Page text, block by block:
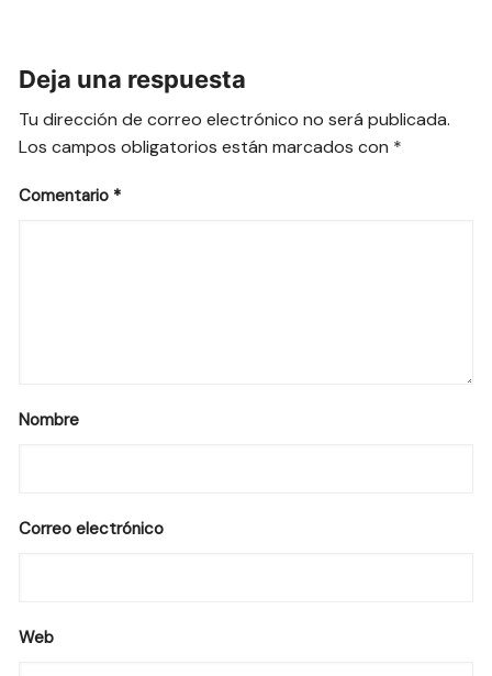
Deja una respuesta
Tu dirección de correo electrónico no será publicada.
Los campos obligatorios están marcados con *
Comentario *
Nombre
Correo electrónico
Web